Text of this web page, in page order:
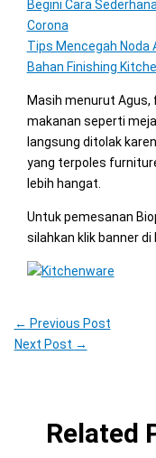
Begini Cara
Corona
Tips Mencegah Noda
Bahan Finishing
Masih menurut Agus,
makanan seperti
langsung ditolak
yang terpoles
lebih hangat.
Untuk pemesanan
silahkan klik banner di
← Previous Post
Next Post →
Related